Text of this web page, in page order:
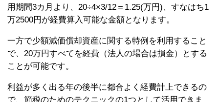
用期間3カ月より、20÷4×3/12＝1.25(万円)、すなはち1
万2500円が経費算入可能な金額となります。
一方で少額減価償却資産に関する特例を利用すること
で、20万円すべてを経費（法人の場合は損金）とする
ことが可能です。
利益が多く出る年の後半に都合よく経費計上できるの
で、節税のためのテクニックの1つとして活用できま